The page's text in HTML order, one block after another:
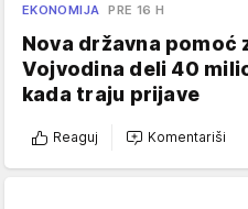
EKONOMIJA PRE 16 H
Nova državna
Vojvodina deli 40
kada traju prijave
Reaguj Komentariši